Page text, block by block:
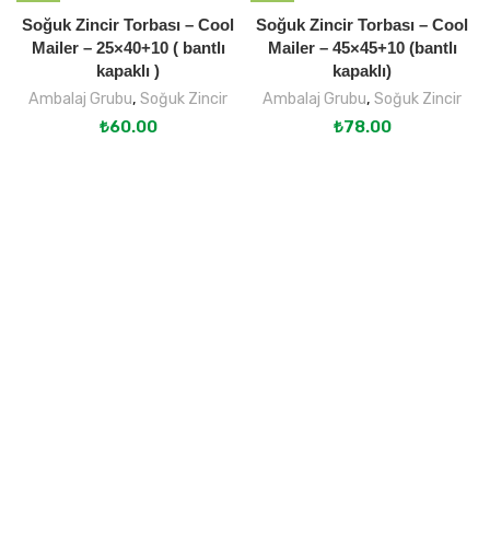
Soğuk Zincir Torbası – Cool
Mailer – 25×40+10 ( bantlı
kapaklı )
Ambalaj Grubu, Soğuk Zincir
₺60.00
Soğuk Zincir Torbası – Cool
Mailer – 45×45+10 (bantlı
kapaklı)
Ambalaj Grubu, Soğuk Zincir
₺78.00